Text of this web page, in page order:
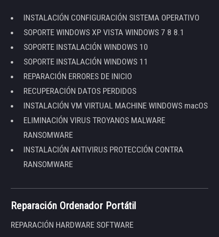
INSTALACIÓN CONFIGURACIÓN SISTEMA OPERATIVO
SOPORTE WINDOWS XP VISTA WINDOWS 7 8 8.1
SOPORTE INSTALACIÓN WINDOWS 10
SOPORTE INSTALACIÓN WINDOWS 11
REPARACIÓN ERRORES DE INICIO
RECUPERACIÓN DATOS PERDIDOS
INSTALACIÓN VM VIRTUAL MACHINE WINDOWS macOS
ELIMINACIÓN VIRUS TROYANOS MALWARE
RANSOMWARE
INSTALACIÓN ANTIVIRUS PROTECCIÓN CONTRA
RANSOMWARE
Reparación Ordenador Portátil
REPARACIÓN HARDWARE SOFTWARE